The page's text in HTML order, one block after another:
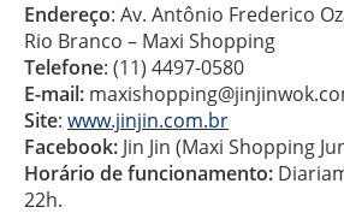
Endereço: Av. Antônio Frederico
Rio Branco – Maxi Shopping
Telefone: (11) 4497-0580
E-mail:
Site: www.jinjin.com.br
Facebook: Jin Jin (Maxi Shopping
Horário de funcionamento:
22h.